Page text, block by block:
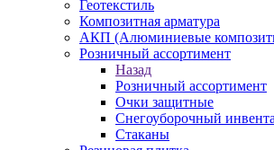
Геотекстиль
Композитная арматура
АКП (Алюминиевые
Розничный ассортимент
Назад
Розничный ассортимент
Очки защитные
Снегоуборочный
Стаканы